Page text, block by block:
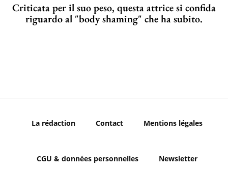
Criticata per il suo peso, questa attrice si confida
riguardo al "body shaming" che ha subito.
La rédaction Contact Mentions légales
CGU & données personnelles Newsletter